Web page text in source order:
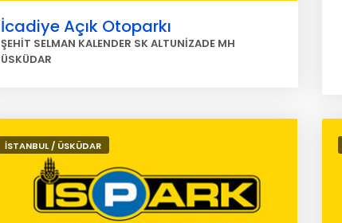
İcadiye Açık Otoparkı
ŞEHİT SELMAN KALENDER SK ALTUNİZADE MH
ÜSKÜDAR
İSTANBUL / ÜSKÜDAR